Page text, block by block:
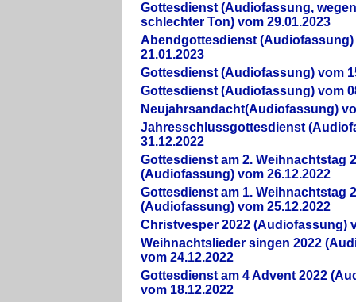
Gottesdienst (Audiofassung,
schlechter Ton) vom 29.01.2023
Abendgottesdienst (Audiofassung)
21.01.2023
Gottesdienst (Audiofassung) vom
Gottesdienst (Audiofassung) vom
Neujahrsandacht(Audiofassung)
Jahresschlussgottesdienst
31.12.2022
Gottesdienst am 2. Weihnachtstag
(Audiofassung) vom 26.12.2022
Gottesdienst am 1. Weihnachtstag
(Audiofassung) vom 25.12.2022
Christvesper 2022 (Audiofassung)
Weihnachtslieder singen 2022
vom 24.12.2022
Gottesdienst am 4 Advent 2022
vom 18.12.2022